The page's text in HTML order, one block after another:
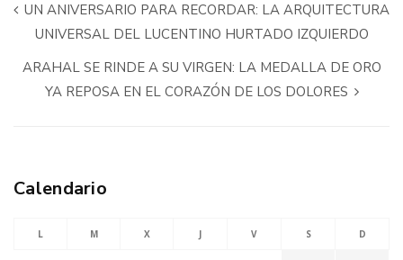
UN ANIVERSARIO PARA RECORDAR: LA ARQUITECTURA
UNIVERSAL DEL LUCENTINO HURTADO IZQUIERDO
ARAHAL SE RINDE A SU VIRGEN: LA MEDALLA DE ORO
YA REPOSA EN EL CORAZÓN DE LOS DOLORES
Calendario
L M X J V S D